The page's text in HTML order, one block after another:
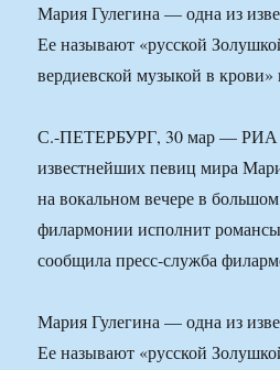
Мария Гулегина — одна из
Ее называют «русской
вердиевской музыкой в
С.-ПЕТЕРБУРГ, 30 мар — РИА
известнейших певиц мира
на вокальном вечере в
филармонии исполнит
сообщила пресс-служба
Мария Гулегина — одна из
Ее называют «русской